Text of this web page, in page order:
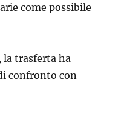
come possibile
trasferta ha
confronto con